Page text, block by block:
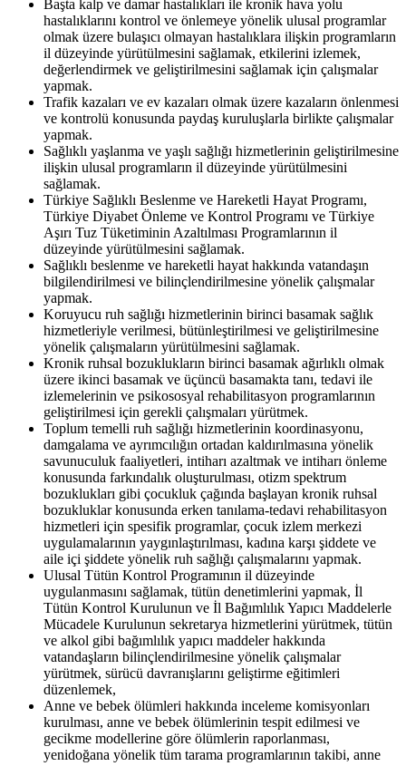
Başta kalp ve damar hastalıkları ile kronik hava yolu
hastalıklarını kontrol ve önlemeye yönelik ulusal programlar
olmak üzere bulaşıcı olmayan hastalıklara ilişkin programların
il düzeyinde yürütülmesini sağlamak, etkilerini izlemek,
değerlendirmek ve geliştirilmesini sağlamak için çalışmalar
yapmak.
Trafik kazaları ve ev kazaları olmak üzere kazaların önlenmesi
ve kontrolü konusunda paydaş kuruluşlarla birlikte çalışmalar
yapmak.
Sağlıklı yaşlanma ve yaşlı sağlığı hizmetlerinin geliştirilmesine
ilişkin ulusal programların il düzeyinde yürütülmesini
sağlamak.
Türkiye Sağlıklı Beslenme ve Hareketli Hayat Programı,
Türkiye Diyabet Önleme ve Kontrol Programı ve Türkiye
Aşırı Tuz Tüketiminin Azaltılması Programlarının il
düzeyinde yürütülmesini sağlamak.
Sağlıklı beslenme ve hareketli hayat hakkında vatandaşın
bilgilendirilmesi ve bilinçlendirilmesine yönelik çalışmalar
yapmak.
Koruyucu ruh sağlığı hizmetlerinin birinci basamak sağlık
hizmetleriyle verilmesi, bütünleştirilmesi ve geliştirilmesine
yönelik çalışmaların yürütülmesini sağlamak.
Kronik ruhsal bozuklukların birinci basamak ağırlıklı olmak
üzere ikinci basamak ve üçüncü basamakta tanı, tedavi ile
izlemelerinin ve psikososyal rehabilitasyon programlarının
geliştirilmesi için gerekli çalışmaları yürütmek.
Toplum temelli ruh sağlığı hizmetlerinin koordinasyonu,
damgalama ve ayrımcılığın ortadan kaldırılmasına yönelik
savunuculuk faaliyetleri, intiharı azaltmak ve intiharı önleme
konusunda farkındalık oluşturulması, otizm spektrum
bozuklukları gibi çocukluk çağında başlayan kronik ruhsal
bozukluklar konusunda erken tanılama-tedavi rehabilitasyon
hizmetleri için spesifik programlar, çocuk izlem merkezi
uygulamalarının yaygınlaştırılması, kadına karşı şiddete ve
aile içi şiddete yönelik ruh sağlığı çalışmalarını yapmak.
Ulusal Tütün Kontrol Programının il düzeyinde
uygulanmasını sağlamak, tütün denetimlerini yapmak, İl
Tütün Kontrol Kurulunun ve İl Bağımlılık Yapıcı Maddelerle
Mücadele Kurulunun sekretarya hizmetlerini yürütmek, tütün
ve alkol gibi bağımlılık yapıcı maddeler hakkında
vatandaşların bilinçlendirilmesine yönelik çalışmalar
yürütmek, sürücü davranışlarını geliştirme eğitimleri
düzenlemek,
Anne ve bebek ölümleri hakkında inceleme komisyonları
kurulması, anne ve bebek ölümlerinin tespit edilmesi ve
gecikme modellerine göre ölümlerin raporlanması,
yenidoğana yönelik tüm tarama programlarının takibi, anne